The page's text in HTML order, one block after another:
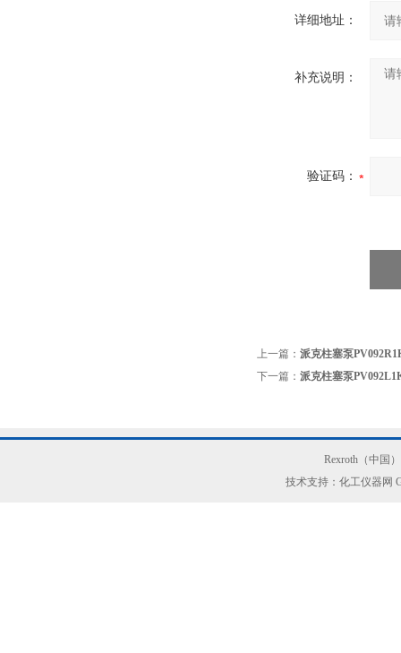
详细地址：
补充说明：
验证码：
上一篇： 派克柱塞泵
下一篇： 派克柱塞泵
Rexroth（中国
技术支持：化工仪器网